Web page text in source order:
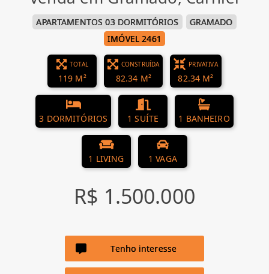
APARTAMENTOS 03 DORMITÓRIOS
GRAMADO
IMÓVEL 2461
TOTAL
119 M²
CONSTRUÍDA
82.34 M²
PRIVATIVA
82.34 M²
3 DORMITÓRIOS 1 SUÍTE 1 BANHEIRO
1 LIVING 1 VAGA
R$ 1.500.000
Tenho interesse